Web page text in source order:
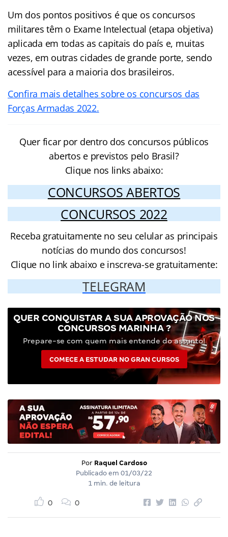
Um dos pontos positivos é que os concursos
militares têm o Exame Intelectual (etapa objetiva)
aplicada em todas as capitais do país e, muitas
vezes, em outras cidades de grande porte, sendo
acessível para a maioria dos brasileiros.
Confira mais detalhes sobre os concursos das
Forças Armadas 2022.
Quer ficar por dentro dos concursos públicos
abertos e previstos pelo Brasil?
Clique nos links abaixo:
CONCURSOS ABERTOS
CONCURSOS 2022
Receba gratuitamente no seu celular as principais
notícias do mundo dos concursos!
Clique no link abaixo e inscreva-se gratuitamente:
TELEGRAM
QUER CONQUISTAR A SUA APROVAÇÃO NOS
CONCURSOS MARINHA ?
Prepare-se com quem mais entende do assunto!
COMECE A ESTUDAR NO GRAN CURSOS
Por Raquel Cardoso
Publicado em 01/03/22
1 min. de leitura
0 0